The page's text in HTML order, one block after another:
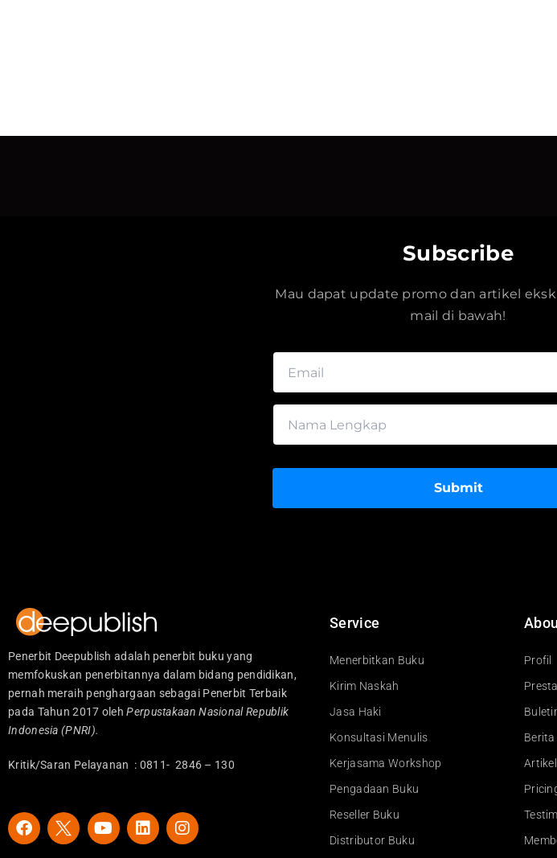
Subscribe
Mau dapat update promo dan artikel
mail di bawah!
Submit
Penerbit Deepublish adalah penerbit buku yang
memfokuskan penerbitannya dalam bidang pendidikan,
pernah meraih penghargaan sebagai Penerbit Terbaik
pada Tahun 2017 olehPerpustakaan Nasional Republik
Indonesia (PNRI).
Kritik/Saran Pelayanan : 0811- 2846 – 130
F
a
Y
o
L
i
I
n
Service
Menerbitkan Buku
Kirim Naskah
Jasa Haki
Konsultasi Menulis
Kerjasama Workshop
Pengadaan Buku
Reseller Buku
Distributor Buku
Profil
Berita
Artikel